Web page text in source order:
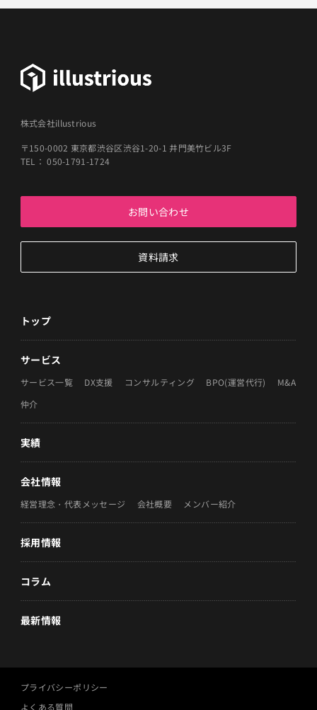
株式会社illustrious
〒150-0002 東京都渋谷区渋谷1-20-1 井門美竹ビル3F
TEL： 050-1791-1724
お問い合わせ
資料請求
トップ
サービス
サービス一覧 DX支援 コンサルティング BPO(運営代行)
M&A
仲介
実績
会社情報
経営理念・代表メッセージ 会社概要 メンバー紹介
採用情報
コラム
最新情報
プライバシーポリシー
よくある質問